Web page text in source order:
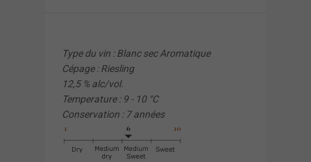
Type du vin : Blanc sec Aromatique
Cépage : Riesling
12,5 % alc/vol.
Temperature : 9 - 10 °C
Conservation : 7 années